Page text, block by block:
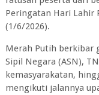
Peringatan Hari Lahir
(1/6/2026).
Merah Putih berkibar
Sipil Negara (ASN),
kemasyarakatan,
mengikuti jalannya